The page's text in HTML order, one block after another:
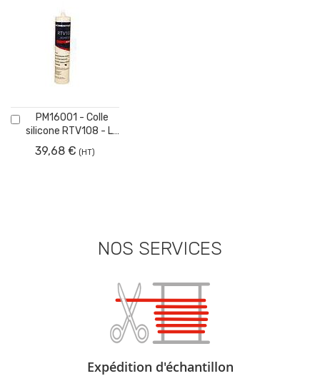
PM16001 - Colle
silicone RTV108 - Le
tube
39,68 €
Ajouter
au
NOS SERVICES
Expédition d'échantillon